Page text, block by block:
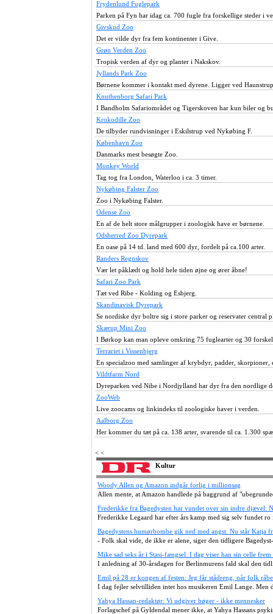
Frydenlund Fuglepark
Parken på Fyn har idag ca. 700 fugle fra forskellige steder i
Givskud Zoo
Det er vilde dyr fra fem kontinenter i Give.
Grøn Verden Zoo
Tropisk verden af dyr og planter i Nakskov.
Jyllands Park Zoo
Børnene kommer i kontakt med dyrene. Ligger ved
Knuthenborg Safari Park
I Bandholm Safariområdet og Tigerskoven har kun biler og
Krokodille Zoo
De tilbyder rundvisninger i Eskilstrup ved Nykøbing F.
København Zoo
Danmarks mest besøgte Zoo.
Monkey World
Tag tog fra London, Waterloo i ca. 3 timer.
Nykøbing Falster Zoo
Zoo i Nykøbing Falster.
Odense Zoo
En af de helt store målgrupper i zoologisk have er børnene.
Odsherred Zoo Dyrepark
En oase på 14 td. land med 600 dyr, fordelt på ca.100 arter.
Randers Regnskov
Vær let påklædt og hold hele tiden øjne og ører åbne!
Safari Zoo Park
Tæt ved Ribe - Kolding og Esbjerg.
Skandinavisk Dyrepark
Se nordiske dyr boltre sig i store parker og reservater central
Skærup Mini Zoo
I Børkop kan man opleve omkring 75 fuglearter og 30
Terrariet i Vissenbjerg
En specialzoo med samlinger af krybdyr, padder, skorpioner,
Vildtfarm Nord
Dyreparken ved Nibe i Nordjylland har dyr fra den nordlige
ZooWeb
Live zoocams og linkindeks til zoologiske haver i verden.
Aalborg Zoo
Her kommer du tæt på ca. 138 arter, svarende til ca. 1.300
< <
Kultur
Woody Allen og Amazon indgår forlig i millionsag
Allen mente, at Amazon handlede på baggrund af
Frederikke fra Bagedysten har vundet over sin indre djævel:
Frederikke Legaard har efter års kamp med sig selv fundet
Bagedystens humørbombe gik ned med angst. Nu står Katja
- Folk skal vide, de ikke er alene, siger den tidligere
Mike sad seks år i Stasi-fængsel: I dag viser han sin celle
I anledning af 30-årsdagen for Berlinmurens fald skal den
Emil på 28 er kongen af festen: Jeg får stådreng, når folk
I dag fejler selvtilliden intet hos musikeren Emil Lange. Men
Yahya Hassan-redaktør: Vi udgiver bøger - ikke mennesker
Forlagschef på Gyldendal mener ikke, at Yahya Hassans